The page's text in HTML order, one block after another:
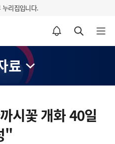
누리집입니다.
알림설정 바로가기 검색 바로가기 메뉴 열기
료
시꽃 개화 40일
"